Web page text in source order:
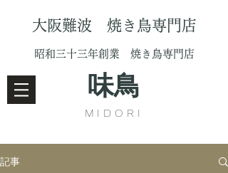
大阪難波 焼き鳥専門店
昭和三十三年創業 焼き鳥専門店
味鳥
MIDORI
記事